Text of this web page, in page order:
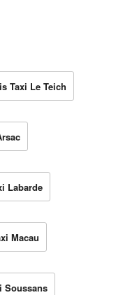
Taxi Le Teich
Labarde
Macau
Soussans